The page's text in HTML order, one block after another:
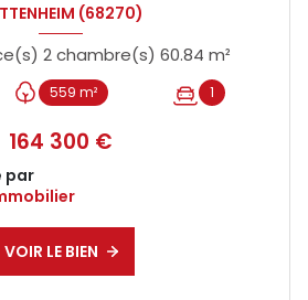
(68270)
Maison 3 pièce(s) 2 chambre(s) 60.84 m²
559 m² 1
164 300 €
par
VOIR LE BIEN